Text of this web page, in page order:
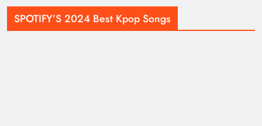
SPOTIFY’S 2024 Best Kpop Songs